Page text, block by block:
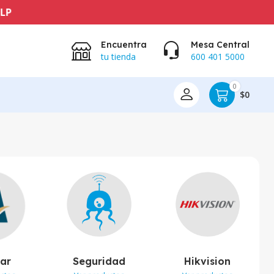
Encuentra
tu tienda
Mesa Central
600 401 5000
0
$0
Seguridad Hikvision